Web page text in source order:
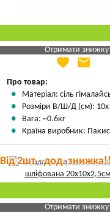
Отримати знижку
Яка Ваша ціна
Вказати мою ціну
favorite email
Про товар:
Матеріал: сіль
Розміри В/Ш/Д (см):
Вага: ~0.6кг
Країна виробник:
Від 2шт - дод.
Отримати знижку